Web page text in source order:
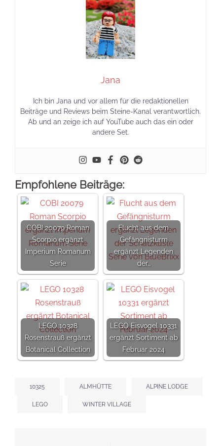
Jana
Ich bin Jana und vor allem für die redaktionellen
Beiträge und Reviews beim Steine-Kanal verantwortlich.
Ab und an zeige ich auf YouTube auch das ein oder
andere Set.
Empfohlene Beiträge:
COBI 20079 Roman
Scorpio ergänzt
Imperium Romanum
Serie
Flucht aus dem
Gefängnisturm
ergänzt Legenden
der…
LEGO 10328
Rosenstrauß ergänzt
Botanical Collection
LEGO Eisvogel 10331
ergänzt Sortiment ab
Februar 2024
10325 ALMHÜTTE ALPINE LODGE
LEGO WINTER VILLAGE